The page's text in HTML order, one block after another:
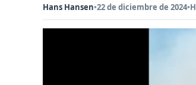
Hans Hansen•22 de diciembre de 2024•